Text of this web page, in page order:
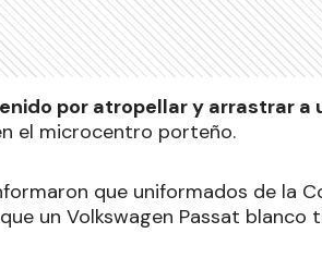
por atropellar y arrastrar a
el microcentro porteño.
que uniformados de la
un Volkswagen Passat